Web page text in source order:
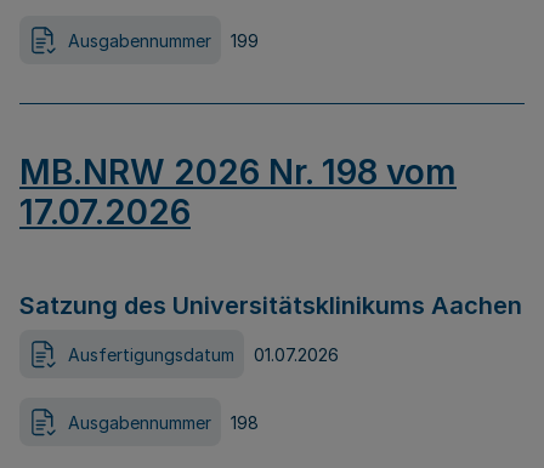
Ausgabennummer 199
MB.NRW 2026 Nr. 198 vom
17.07.2026
Satzung des Universitätsklinikums Aachen
Ausfertigungsdatum 01.07.2026
Ausgabennummer 198